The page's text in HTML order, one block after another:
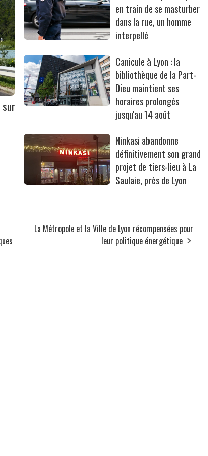
en train de se masturber
dans la rue, un homme
interpellé
Canicule à Lyon : la
bibliothèque de la Part-
Dieu maintient ses
horaires prolongés
jusqu'au 14 août
Ninkasi abandonne
définitivement son grand
projet de tiers-lieu à La
Saulaie, près de Lyon
La Métropole et la Ville de Lyon récompensées pour
leur politique énergétique